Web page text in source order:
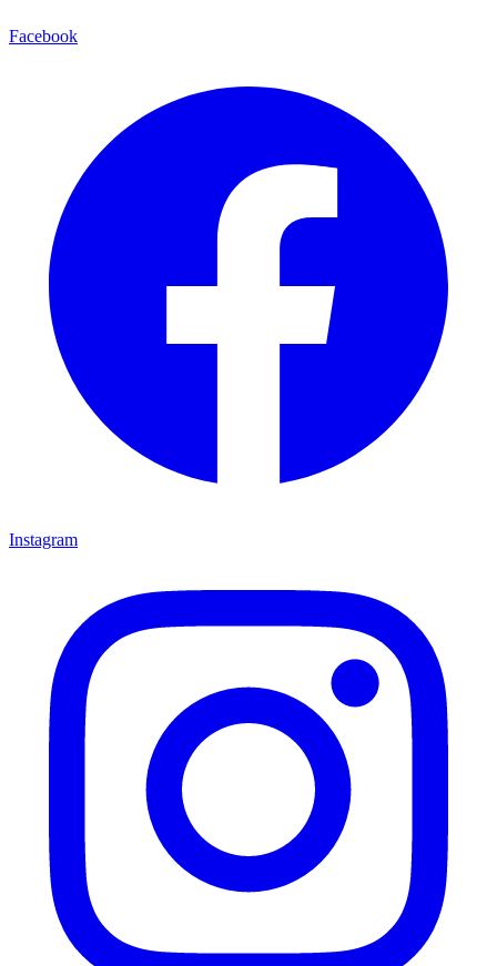
Facebook
Instagram